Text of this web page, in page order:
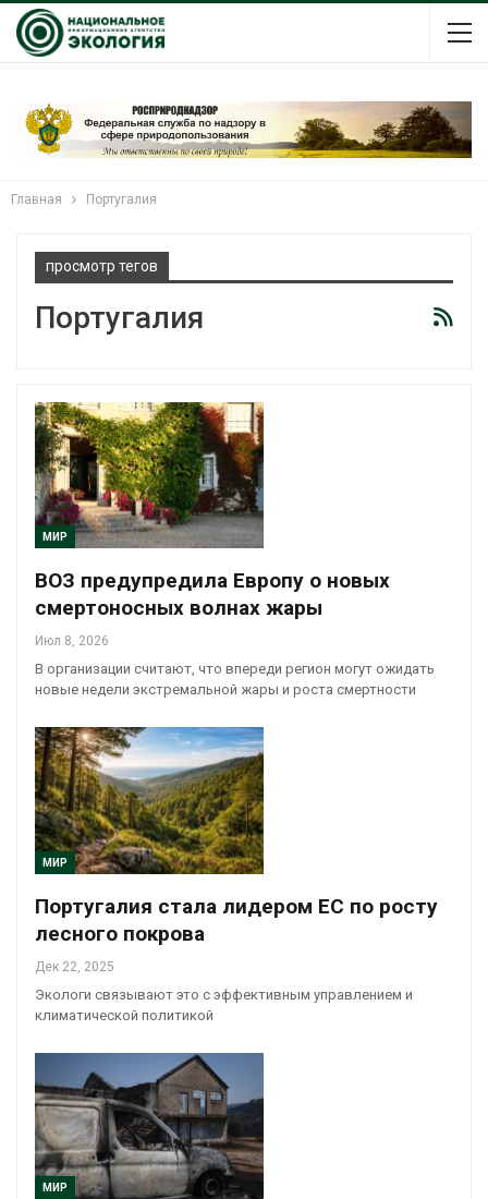
Главная Португалия
просмотр тегов
Португалия
МИР
ВОЗ предупредила Европу о новых
смертоносных волнах жары
Июл 8, 2026
В организации считают, что впереди регион могут ожидать
новые недели экстремальной жары и роста смертности
МИР
Португалия стала лидером ЕС по росту
лесного покрова
Дек 22, 2025
Экологи связывают это с эффективным управлением и
климатической политикой
МИР